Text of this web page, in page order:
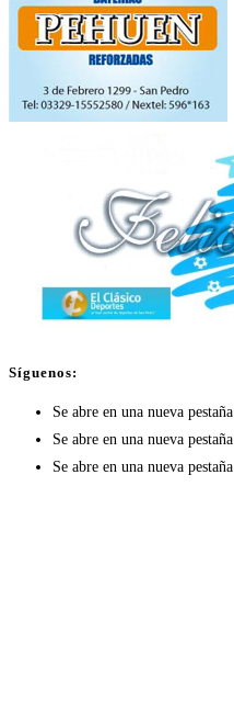
Síguenos:
Se abre en una nueva pestaña
Se abre en una nueva pestaña
Se abre en una nueva pestaña